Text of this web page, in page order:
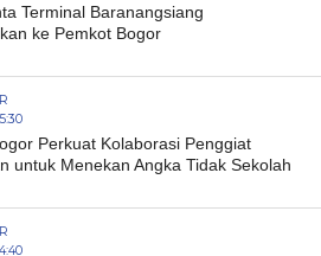
Terminal Baranangsiang
ke Pemkot Bogor
Perkuat Kolaborasi Penggiat
untuk Menekan Angka Tidak Sekolah